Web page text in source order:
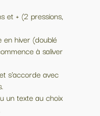
et + (2 pressions,
en hiver (doublé
à saliver
s'accorde avec
un texte au choix